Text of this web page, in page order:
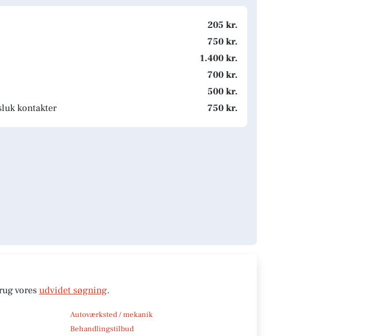
205 kr.
750 kr.
1.400 kr.
700 kr.
500 kr.
kontakter
750 kr.
vores udvidet søgning.
Autoværksted / mekanik
Behandlingstilbud